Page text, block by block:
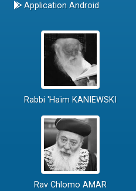
Application Android
Rabbi 'Haïm KANIEWSKI
Rav Chlomo AMAR